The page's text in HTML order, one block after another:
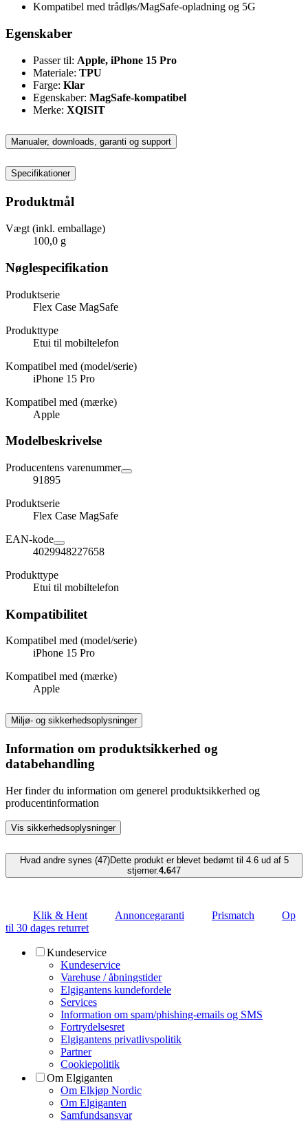
Kompatibel med trådløs/MagSafe-opladning og 5G
Egenskaber
Passer til: Apple, iPhone 15 Pro
Materiale: TPU
Farge: Klar
Egenskaber: MagSafe-kompatibel
Merke: XQISIT
Manualer, downloads, garanti og support
Specifikationer
Produktmål
Vægt (inkl. emballage)
100,0 g
Nøglespecifikation
Produktserie
Flex Case MagSafe
Produkttype
Etui til mobiltelefon
Kompatibel med (model/serie)
iPhone 15 Pro
Kompatibel med (mærke)
Apple
Modelbeskrivelse
Producentens varenummer
91895
Produktserie
Flex Case MagSafe
EAN-kode
4029948227658
Produkttype
Etui til mobiltelefon
Kompatibilitet
Kompatibel med (model/serie)
iPhone 15 Pro
Kompatibel med (mærke)
Apple
Miljø- og sikkerhedsoplysninger
Information om produktsikkerhed og
databehandling
Her finder du information om generel produktsikkerhed og
producentinformation
Vis sikkerhedsoplysninger
Hvad andre synes (47)Dette produkt er blevet bedømt til 4.6 ud af 5
stjerner.4.647
Klik & Hent Annoncegaranti Prismatch
Op
til 30 dages returret
Kundeservice
Kundeservice
Varehuse / åbningstider
Elgigantens kundefordele
Services
Information om spam/phishing-emails og SMS
Fortrydelsesret
Elgigantens privatlivspolitik
Partner
Cookiepolitik
Om Elgiganten
Om Elkjøp Nordic
Om Elgiganten
Samfundsansvar